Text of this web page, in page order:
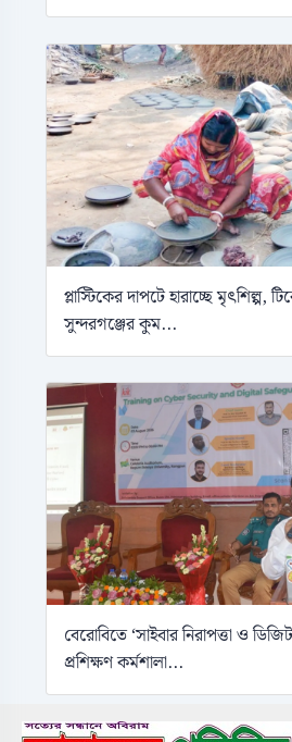
প্লাস্টিকের দাপটে হারাচ্ছে মৃৎশিল্প,
সুন্দরগঞ্জের কুম...
বেরোবিতে ‘সাইবার নিরাপত্তা ও
প্রশিক্ষণ কর্মশালা...